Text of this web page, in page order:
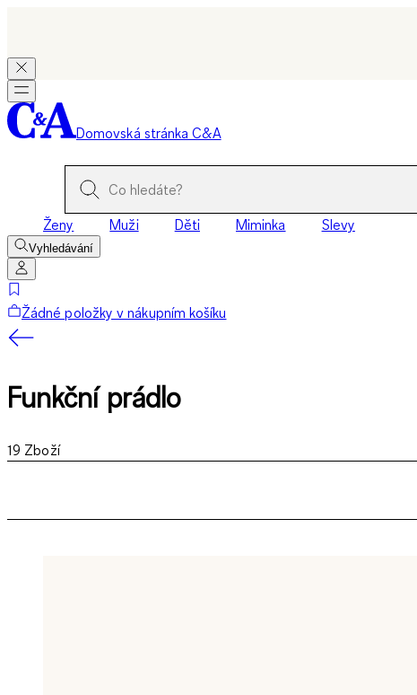
Domovská stránka C&A
Ženy Muži Děti Miminka Slevy
Vyhledávání
Žádné položky v nákupním košíku
Funkční prádlo
19 Zboží